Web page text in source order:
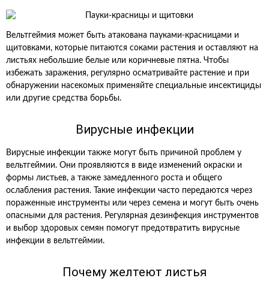
Вельтгеймия может быть атакована пауками-красницами и
щитовками, которые питаются соками растения и оставляют на
листьях небольшие белые или коричневые пятна. Чтобы
избежать заражения, регулярно осматривайте растение и при
обнаружении насекомых применяйте специальные инсектициды
или другие средства борьбы.
Вирусные инфекции
Вирусные инфекции также могут быть причиной проблем у
вельтгеймии. Они проявляются в виде изменений окраски и
формы листьев, а также замедленного роста и общего
ослабления растения. Такие инфекции часто передаются через
пораженные инструменты или через семена и могут быть очень
опасными для растения. Регулярная дезинфекция инструментов
и выбор здоровых семян помогут предотвратить вирусные
инфекции в вельтгеймии.
Почему желтеют листья